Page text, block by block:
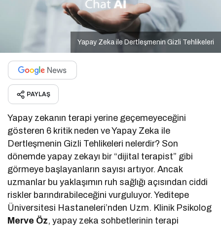
Yapay Zeka ile Dertleşmenin Gizli Tehlikeleri
PAYLAŞ
Yapay zekanın terapi yerine geçemeyeceğini
gösteren 6 kritik neden ve Yapay Zeka ile
Dertleşmenin Gizli Tehlikeleri nelerdir? Son
dönemde yapay zekayı bir “dijital terapist” gibi
görmeye başlayanların sayısı artıyor. Ancak
uzmanlar bu yaklaşımın ruh sağlığı açısından ciddi
riskler barındırabileceğini vurguluyor. Yeditepe
Üniversitesi Hastaneleri’nden Uzm. Klinik Psikolog
Merve Öz, yapay zeka sohbetlerinin terapi